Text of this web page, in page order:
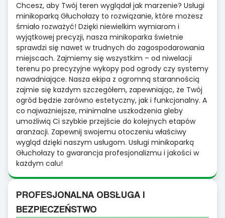
Chcesz, aby Twój teren wyglądał jak marzenie? Usługi
minikoparką Głuchołazy to rozwiązanie, które możesz
śmiało rozważyć! Dzięki niewielkim wymiarom i
wyjątkowej precyzji, nasza minikoparka świetnie
sprawdzi się nawet w trudnych do zagospodarowania
miejscach. Zajmiemy się wszystkim – od niwelacji
terenu po precyzyjne wykopy pod ogrody czy systemy
nawadniające. Nasza ekipa z ogromną starannością
zajmie się każdym szczegółem, zapewniając, że Twój
ogród będzie zarówno estetyczny, jak i funkcjonalny. A
co najważniejsze, minimalne uszkodzenia gleby
umożliwią Ci szybkie przejście do kolejnych etapów
aranżacji. Zapewnij swojemu otoczeniu właściwy
wygląd dzięki naszym usługom. Usługi minikoparką
Głuchołazy to gwarancja profesjonalizmu i jakości w
każdym calu!
PROFESJONALNA OBSŁUGA I
BEZPIECZEŃSTWO